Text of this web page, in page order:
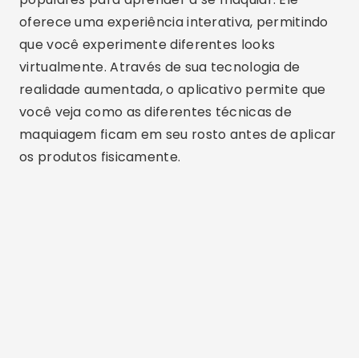
oferece uma experiência interativa, permitindo
que você experimente diferentes looks
virtualmente. Através de sua tecnologia de
realidade aumentada, o aplicativo permite que
você veja como as diferentes técnicas de
maquiagem ficam em seu rosto antes de aplicar
os produtos fisicamente.